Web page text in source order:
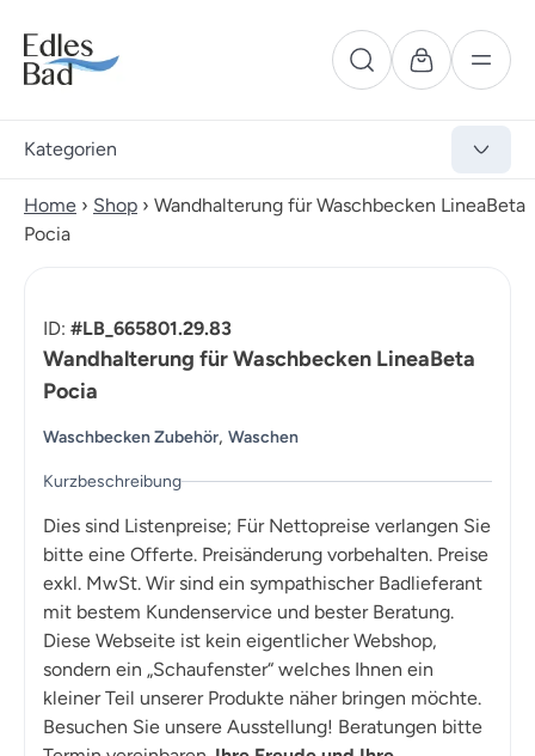
Kategorien
Home › Shop › Wandhalterung für Waschbecken LineaBeta
Pocia
ID: #LB_665801.29.83
Wandhalterung für Waschbecken LineaBeta
Pocia
Waschbecken Zubehör, Waschen
Kurzbeschreibung
Dies sind Listenpreise; Für Nettopreise verlangen Sie
bitte eine Offerte. Preisänderung vorbehalten. Preise
exkl. MwSt. Wir sind ein sympathischer Badlieferant
mit bestem Kundenservice und bester Beratung.
Diese Webseite ist kein eigentlicher Webshop,
sondern ein „Schaufenster“ welches Ihnen ein
kleiner Teil unserer Produkte näher bringen möchte.
Besuchen Sie unsere Ausstellung! Beratungen bitte